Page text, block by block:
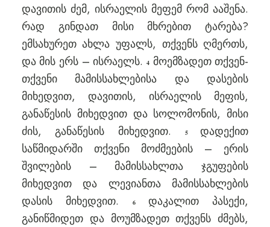
დავითის ძემ, ისრაელის მეფემ რომ ააშენა.
რად გინდათ მისი მხრებით ტარება?
ემსახურეთ ახლა უფალს, თქვენს ღმერთს,
და მის ერს – ისრაელს. 4მოემზადეთ თქვენ-
თქვენი მამისსახლებისა და დასების
მიხედვით, დავითის, ისრაელის მეფის,
განაწესის მიხედვით და სოლომონის, მისი
ძის, განაწესის მიხედვით.
5 დადექით
საწმიდარში თქვენი მოძმეების – ერის
შვილების – მამისსახლთა ჯგუფების
მიხედვით და ლევიანთა მამისსახლების
დასის მიხედვით.
6
დაკალით პასექი,
განიწმიდეთ და მოუმზადეთ თქვენს ძმებს,